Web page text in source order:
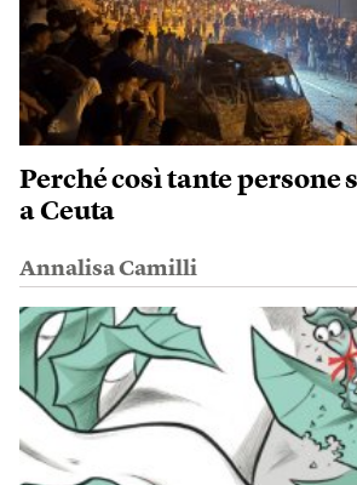
Perché così tante persone
a Ceuta
Annalisa Camilli